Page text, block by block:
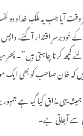
خود برسرِ اقتدار آگئے،
کچھ کرنا چاہتی ہیں”۔
خان صاحب کو بھی ایک
تاریخ میں ہمیشہ یہی مذاق
سے آجاتی ہے۔